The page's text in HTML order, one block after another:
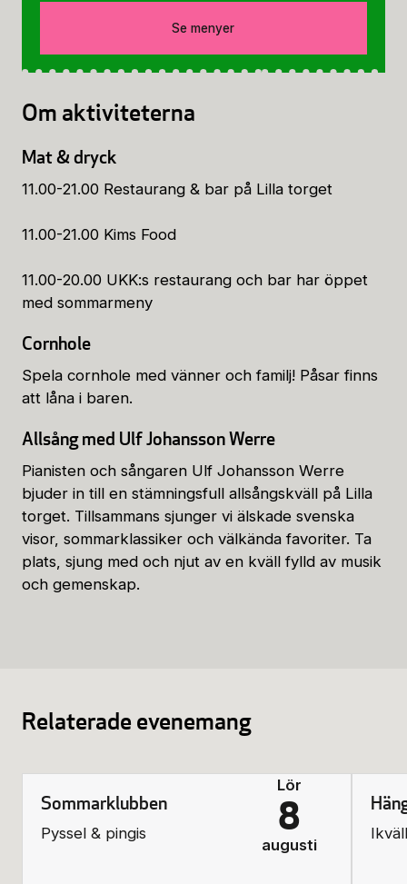
Om aktiviteterna
Mat & dryck
11.00-21.00 Restaurang & bar på Lilla torget
11.00-21.00 Kims Food
11.00-20.00 UKK:s restaurang och bar har öppet
med sommarmeny
Cornhole
Spela cornhole med vänner och familj! Påsar finns
att låna i baren.
Allsång med Ulf Johansson Werre
Pianisten och sångaren Ulf Johansson Werre
bjuder in till en stämningsfull allsångskväll på Lilla
torget. Tillsammans sjunger vi älskade svenska
visor, sommarklassiker och välkända favoriter. Ta
plats, sjung med och njut av en kväll fylld av musik
och gemenskap.
Se menyer
Relaterade evenemang
Sommarklubben
Pyssel & pingis
Lör
8
augusti